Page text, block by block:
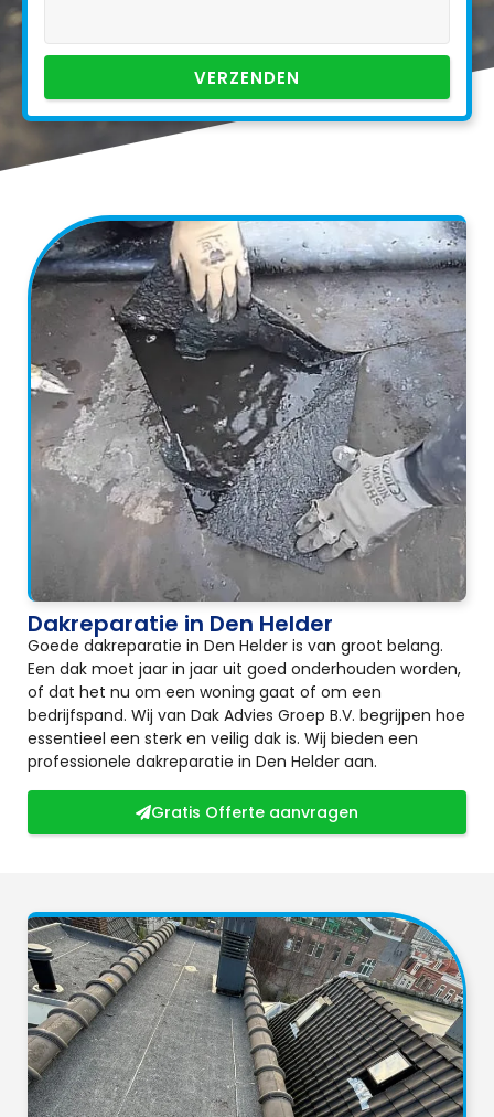
VERZENDEN
Dakreparatie in Den Helder
Goede dakreparatie in Den Helder is van groot belang.
Een dak moet jaar in jaar uit goed onderhouden worden,
of dat het nu om een woning gaat of om een
bedrijfspand. Wij van Dak Advies Groep B.V. begrijpen hoe
essentieel een sterk en veilig dak is. Wij bieden een
professionele dakreparatie in Den Helder aan.
Gratis Offerte aanvragen